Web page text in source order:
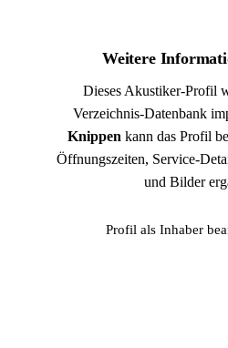
Weitere
Dieses Akustiker-Profil
Verzeichnis-Datenbank
Knippen kann das Profil
Öffnungszeiten, Service-
und Bilder
Profil als Inhaber